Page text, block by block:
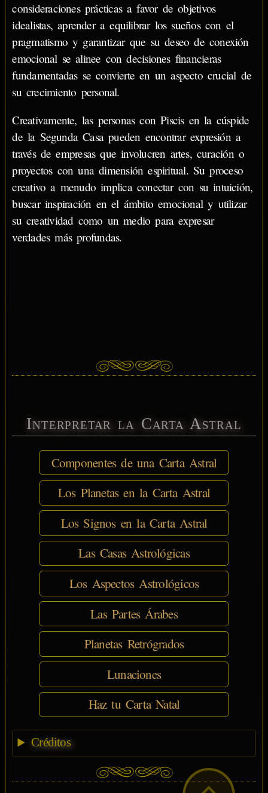
consideraciones prácticas a favor de objetivos
idealistas, aprender a equilibrar los sueños con el
pragmatismo y garantizar que su deseo de conexión
emocional se alinee con decisiones financieras
fundamentadas se convierte en un aspecto crucial de
su crecimiento personal.
Creativamente, las personas con Piscis en la cúspide
de la Segunda Casa pueden encontrar expresión a
través de empresas que involucren artes, curación o
proyectos con una dimensión espiritual. Su proceso
creativo a menudo implica conectar con su intuición,
buscar inspiración en el ámbito emocional y utilizar
su creatividad como un medio para expresar
verdades más profundas.
Interpretar la Carta Astral
Componentes de una Carta Astral
Los Planetas en la Carta Astral
Los Signos en la Carta Astral
Las Casas Astrológicas
Los Aspectos Astrológicos
Las Partes Árabes
Planetas Retrógrados
Lunaciones
Haz tu Carta Natal
Créditos